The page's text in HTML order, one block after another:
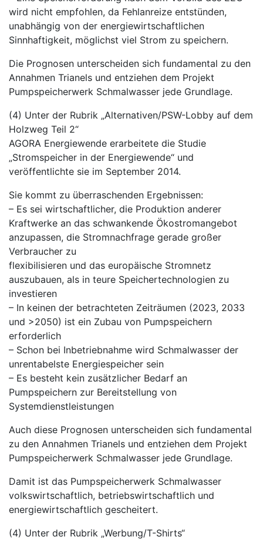
wird nicht empfohlen, da Fehlanreize entstünden,
unabhängig von der energiewirtschaftlichen
Sinnhaftigkeit, möglichst viel Strom zu speichern.
Die Prognosen unterscheiden sich fundamental zu den
Annahmen Trianels und entziehen dem Projekt
Pumpspeicherwerk Schmalwasser jede Grundlage.
(4) Unter der Rubrik „Alternativen/PSW-Lobby auf dem
Holzweg Teil 2“
AGORA Energiewende erarbeitete die Studie
„Stromspeicher in der Energiewende“ und
veröffentlichte sie im September 2014.
Sie kommt zu überraschenden Ergebnissen:
– Es sei wirtschaftlicher, die Produktion anderer
Kraftwerke an das schwankende Ökostromangebot
anzupassen, die Stromnachfrage gerade großer
Verbraucher zu
flexibilisieren und das europäische Stromnetz
auszubauen, als in teure Speichertechnologien zu
investieren
– In keinen der betrachteten Zeiträumen (2023, 2033
und >2050) ist ein Zubau von Pumpspeichern
erforderlich
– Schon bei Inbetriebnahme wird Schmalwasser der
unrentabelste Energiespeicher sein
– Es besteht kein zusätzlicher Bedarf an
Pumpspeichern zur Bereitstellung von
Systemdienstleistungen
Auch diese Prognosen unterscheiden sich fundamental
zu den Annahmen Trianels und entziehen dem Projekt
Pumpspeicherwerk Schmalwasser jede Grundlage.
Damit ist das Pumpspeicherwerk Schmalwasser
volkswirtschaftlich, betriebswirtschaftlich und
energiewirtschaftlich gescheitert.
(4) Unter der Rubrik „Werbung/T-Shirts“